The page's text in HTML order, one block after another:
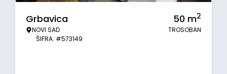
Grbavica
NOVI SAD
ŠIFRA: #573149
50 m2
TROSOBAN